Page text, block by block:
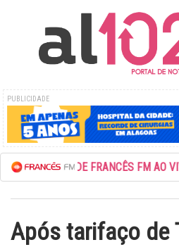
PUBLICIDADE
A REDE FRANCÊS FM AO VIVO
Após tarifaço de